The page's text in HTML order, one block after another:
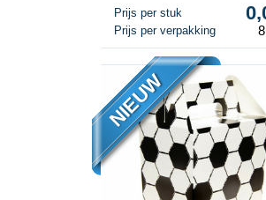
Prijs per stuk
Prijs per verpakking
NIEUW